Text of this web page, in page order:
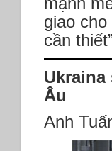
giao
cần
Âu
Anh